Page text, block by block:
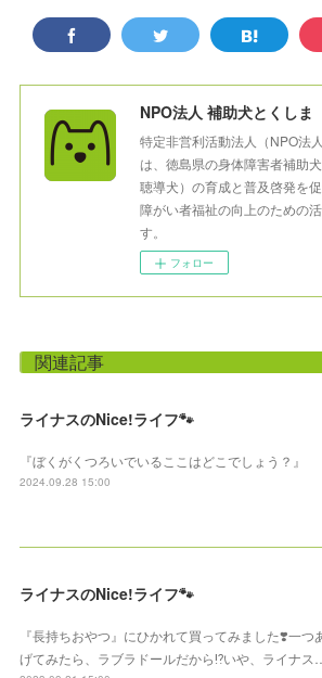
NPO法人 補助犬とくしま
特定非営利活動法人（NPO法
は、徳島県の身体障害者補助
聴導犬）の育成と普及啓発を
障がい者福祉の向上のための
す。
フォロー
関連記事
ライナスのNice!ライフ🐾
『ぼくがくつろいでいるここはどこでしょう？』
2024.09.28 15:00
ライナスのNice!ライフ🐾
『長持ちおやつ』にひかれて買ってみました❣️一つ
げてみたら、ラブラドールだから⁉️いや、ライナス…